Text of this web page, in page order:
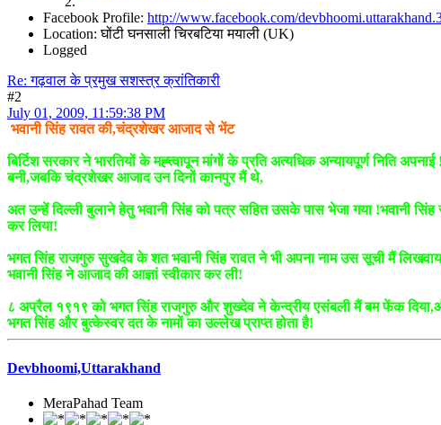
Facebook Profile: http://www.facebook.com/
Location: घोंटी घनसाली चिरबटिया मयाली (UK)
Logged
Re: गढ़वाल के प्रमुख सशस्त्र क्रांतिकारी
#2
July 01, 2009, 11:59:38 PM
भवानी सिंह रावत की,चंद्रशेखर आजाद से भेंट
बिर्टिश सरकार ने भारतियों के मह्त्वापून मांगों के प्रति अत्यधिक अन्यायपूर्ण निति
बनी,जबकि चंद्रशेखर आजाद उन दिनों कानपुर मैं थे,
अत उन्हें दिल्ली बुलाने हेतु भवानी सिंह को पत्र सहित उसके पास भेजा गया !भवानी
कर लिया!
भगत सिंह राजगुरु सुखदेव के शत भवानी सिंह रावत ने भी अपना नाम उस सूची मैं
भवानी सिंह ने आजाद की आज्ञां स्वीकार कर ली!
८ अप्रैल १९१९ को भगत सिंह राजगुरु और शुख्देव ने केन्द्रीय एसंबली मैं बम फेंक
भगत सिंह और बुत्केस्वर दत के नामों का उल्लेख प्राप्त होता है!
Devbhoomi,Uttarakhand
MeraPahad Team